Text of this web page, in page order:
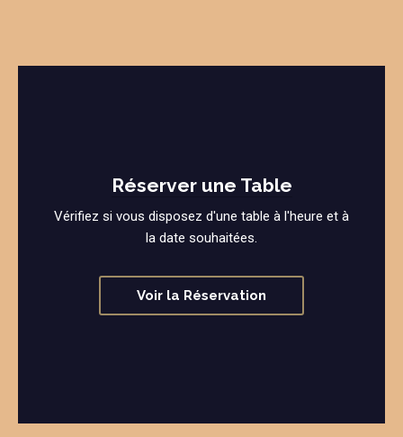
Réserver une Table
Vérifiez si vous disposez d'une table à l'heure et à
la date souhaitées.
Voir la Réservation